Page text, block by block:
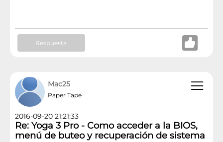
Respuesta
Mac25
Paper Tape
2016-09-20 21:21:33
Re: Yoga 3 Pro - Como acceder a la BIOS,
menú de buteo y recuperación de sistema